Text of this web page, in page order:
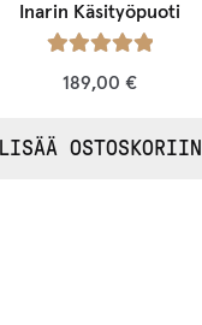
Inarin Käsityöpuoti
189,00 €
LISÄÄ OSTOSKORIIN